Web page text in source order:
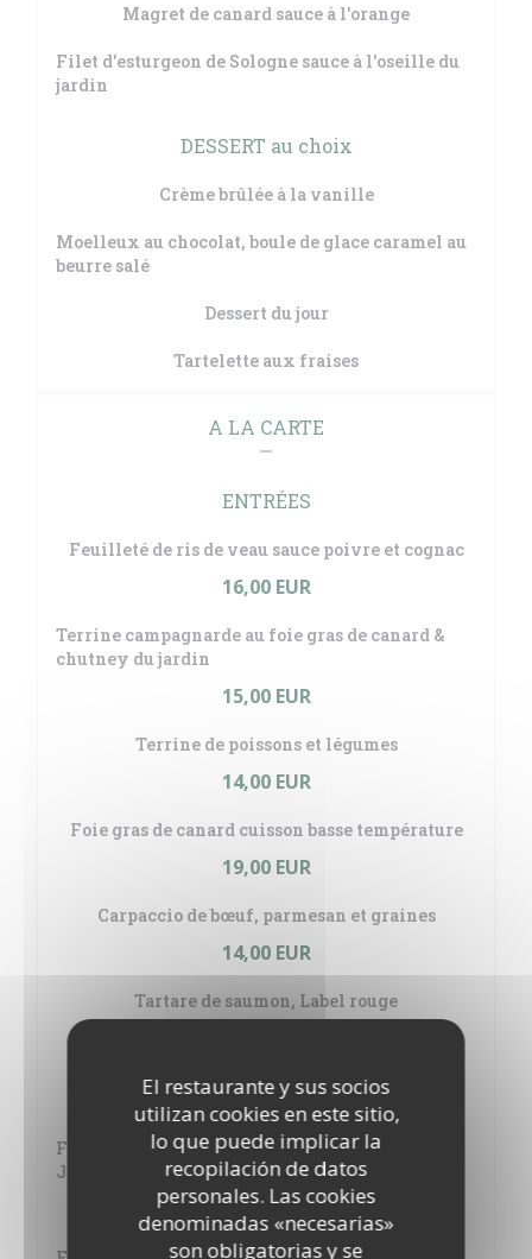
El restaurante y sus socios
utilizan cookies en este sitio,
lo que puede implicar la
recopilación de datos
personales. Las cookies
denominadas «necesarias»
son obligatorias y se
Magret de canard sauce à l'orange
Filet d'esturgeon de Sologne sauce à l'oseille du
jardin
DESSERT au choix
Crème brûlée à la vanille
Moelleux au chocolat, boule de glace caramel au
beurre salé
Dessert du jour
Tartelette aux fraises
A LA CARTE
ENTRÉES
Feuilleté de ris de veau sauce poivre et cognac
16,00 EUR
Terrine campagnarde au foie gras de canard &
chutney du jardin
15,00 EUR
Terrine de poissons et légumes
14,00 EUR
Foie gras de canard cuisson basse température
19,00 EUR
Carpaccio de bœuf, parmesan et graines
14,00 EUR
Tartare de saumon, Label rouge
PLATS
Filet d'esturgeon de Sologne sauce à l'oseille du
Jardin
24,00 EUR